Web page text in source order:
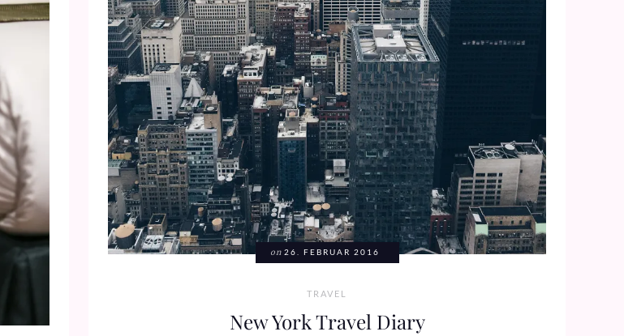
on 26. FEBRUAR 2016
TRAVEL
New York Travel Diary